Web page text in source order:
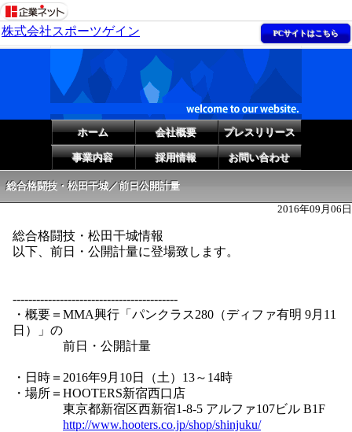
株式会社スポーツゲイン PCサイトはこちら
ホーム 会社概要 プレスリリース
事業内容 採用情報 お問い合わせ
総合格闘技・松田干城／前日公開計量
2016年09月06日
総合格闘技・松田干城情報
以下、前日・公開計量に登場致します。
------------------------------------------
・概要＝MMA興行「パンクラス280（ディファ有明 9月11
日）」の
前日・公開計量
・日時＝2016年9月10日（土）13～14時
・場所＝HOOTERS新宿西口店
東京都新宿区西新宿1-8-5 アルファ107ビル B1F
http://www.hooters.co.jp/shop/shinjuku/